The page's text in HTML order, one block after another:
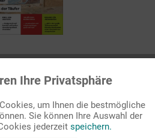
Aktiv
Inaktiv
Ihre Privatsphäre
um Ihnen die bestmögliche
Sie können Ihre Auswahl der
jederzeit speichern.